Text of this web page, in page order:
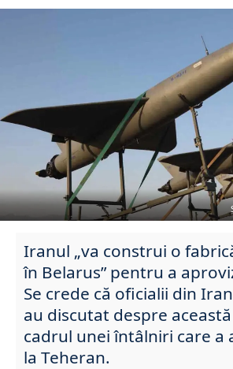
Iranul „va construi o
în Belarus” pentru a
Se crede că oficialii din
au discutat despre
cadrul unei întâlniri care a
la Teheran.